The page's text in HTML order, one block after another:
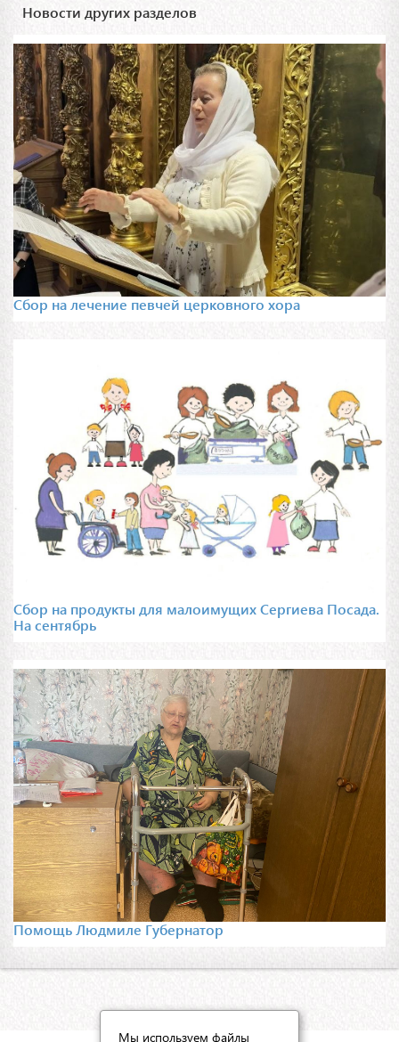
Новости других разделов
Сбор на лечение певчей церковного хора
Сбор на продукты для малоимущих Сергиева Посада.
На сентябрь
Помощь Людмиле Губернатор
Мы используем файлы